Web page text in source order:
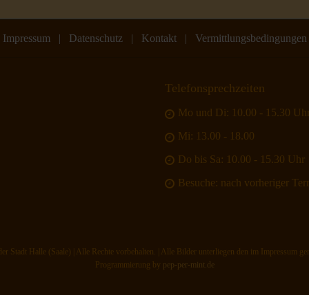
Impressum | Datenschutz| Kontakt| Vermittlungsbedingungen
Telefonsprechzeiten
Mo und Di: 10.00 - 15.30
Mi: 13.00 - 18.00
Do bis Sa: 10.00 - 15.30 Uhr
Besuche: nach vorheriger
Stadt Halle (Saale) | Alle Rechte vorbehalten. | Alle Bilder unterliegen den im Impressum
Programmierung by pep-per-mint.de